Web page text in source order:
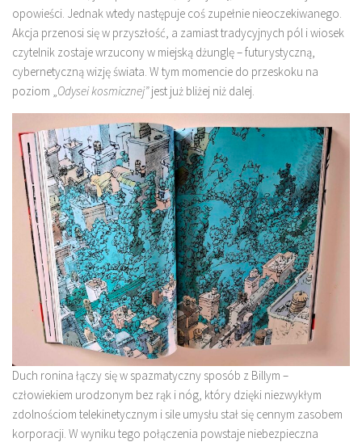
opowieści. Jednak wtedy następuje coś zupełnie nieoczekiwanego.
Akcja przenosi się w przyszłość, a zamiast tradycyjnych pól i wiosek
czytelnik zostaje wrzucony w miejską dżunglę – futurystyczną,
cybernetyczną wizję świata. W tym momencie do przeskoku na
poziom „ Odysei kosmicznej”jest już bliżej niż dalej.
Duch ronina łączy się w spazmatyczny sposób z Billym –
człowiekiem urodzonym bez rąk i nóg, który dzięki niezwykłym
zdolnościom telekinetycznym i sile umysłu stał się cennym zasobem
korporacji. W wyniku tego połączenia powstaje niebezpieczna